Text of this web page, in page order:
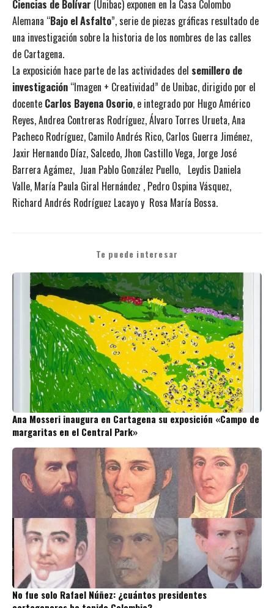
Ciencias de Bolívar (Unibac) exponen en la Casa Colombo
Alemana “Bajo el Asfalto”, serie de piezas gráficas resultado de
una investigación sobre la historia de los nombres de las calles
de Cartagena.
La exposición hace parte de las actividades del semillero de
investigación “Imagen + Creatividad” de Unibac, dirigido por el
docente Carlos Bayena Osorio, e integrado por Hugo Américo
Reyes, Andrea Contreras Rodríguez, Álvaro Torres Urueta, Ana
Pacheco Rodríguez, Camilo Andrés Rico, Carlos Guerra Jiménez,
Jaxir Hernando Díaz, Salcedo, Jhon Castillo Vega, Jorge José
Barrera Agámez, Juan Pablo González Puello, Leydis Daniela
Valle, María Paula Giral Hernández , Pedro Ospina Vásquez,
Richard Andrés Rodríguez Lacayo y Rosa María Bossa.
Te puede interesar
Ana Mosseri inaugura en Cartagena su exposición «Campo de
margaritas en el Central Park»
No fue solo Rafael Núñez: ¿cuántos presidentes